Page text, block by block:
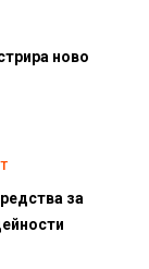
ново
за